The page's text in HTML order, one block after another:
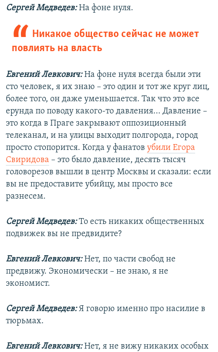
Сергей Медведев:На фоне нуля.
Никакое общество сейчас не может
повлиять на власть
Евгений Левкович:На фоне нуля всегда были эти
сто человек, я их знаю – это один и тот же круг лиц,
более того, он даже уменьшается. Так что это все
ерунда по поводу какого-то давления... Давление –
это когда в Праге закрывают оппозиционный
телеканал, и на улицы выходит полгорода, город
просто стопорится. Когда у фанатов убили Егора
Свиридова – это было давление, десять тысяч
головорезов вышли в центр Москвы и сказали: если
вы не предоставите убийцу, мы просто все
разнесем.
Сергей Медведев:То есть никаких общественных
подвижек вы не предвидите?
Евгений Левкович:Нет, по части свобод не
предвижу. Экономически – не знаю, я не
экономист.
Сергей Медведев:Я говорю именно про насилие в
тюрьмах.
Евгений Левкович:Нет, я не вижу никаких особых